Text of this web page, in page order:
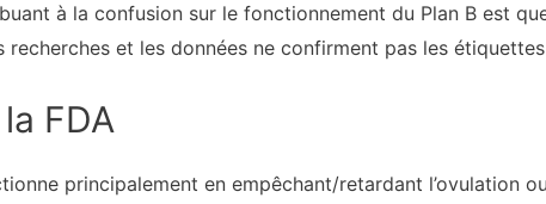
à la confusion sur le fonctionnement du Plan B est
et les données ne confirment pas les
FDA
principalement en empêchant/retardant l’ovulation